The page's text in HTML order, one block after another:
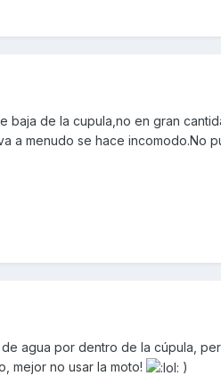
baja de la cupula,no en gran
a menudo se hace incomodo.No
agua por dentro de la cúpula,
mejor no usar la moto!
)